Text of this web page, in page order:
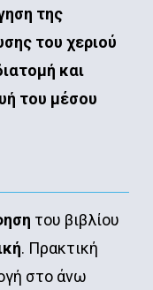
της
του χεριού
και
του μέσου
του βιβλίου
. Πρακτική
στο άνω